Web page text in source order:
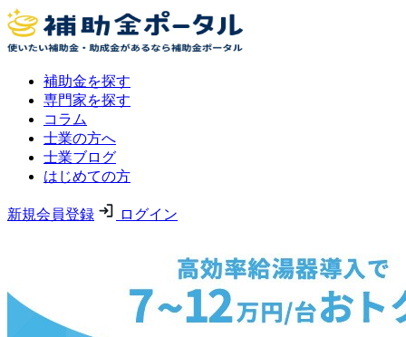
補助金を探す
専門家を探す
コラム
士業の方へ
士業ブログ
はじめての方
新規会員登録 ログイン